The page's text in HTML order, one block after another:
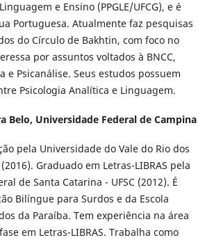
e Ensino (PPGLE/UFCG), e é
Portuguesa. Atualmente faz pesquisas
do Círculo de Bakhtin, com foco no
por assuntos voltados à BNCC,
e Psicanálise. Seus estudos possuem
Psicologia Analítica e Linguagem.
Belo, Universidade Federal de Campina
pela Universidade do Vale do Rio dos
Graduado em Letras-LIBRAS pela
de Santa Catarina - UFSC (2012). É
Bilíngue para Surdos e da Escola
da Paraíba. Tem experiência na área
em Letras-LIBRAS. Trabalha como